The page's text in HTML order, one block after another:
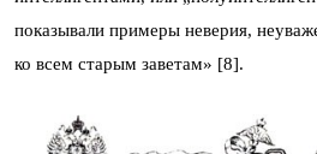
показывали примеры неверия,
ко всем старым заветам» [8].